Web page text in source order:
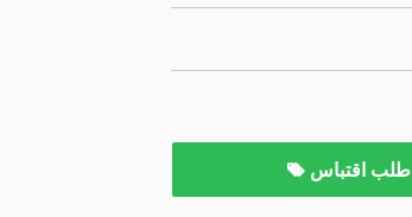
اطلب اقتباس